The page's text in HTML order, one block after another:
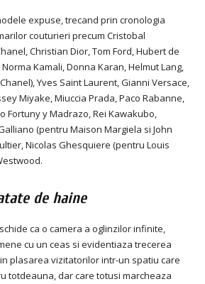
expuse, trecand prin cronologia
couturieri precum Cristobal
Christian Dior, Tom Ford, Hubert de
Kamali, Donna Karan, Helmut Lang,
Yves Saint Laurent, Gianni Versace,
Miyake, Miuccia Prada, Paco Rabanne,
Fortuny y Madrazo, Rei Kawakubo,
(pentru Maison Margiela si John
Nicolas Ghesquiere (pentru Louis
de haine
ca o camera a oglinzilor infinite,
cu un ceas si evidentiaza trecerea
plasarea vizitatorilor intr-un spatiu care
totdeauna, dar care totusi marcheaza